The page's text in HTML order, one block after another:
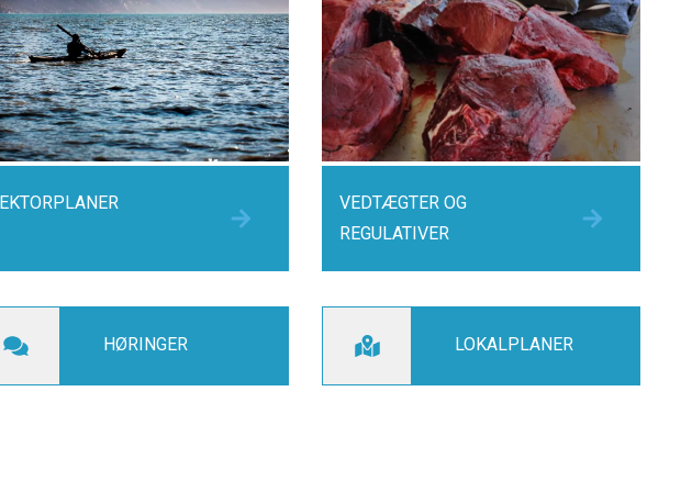
VEDTÆGTER OG
REGULATIVER
HØRINGER LOKALPLANER